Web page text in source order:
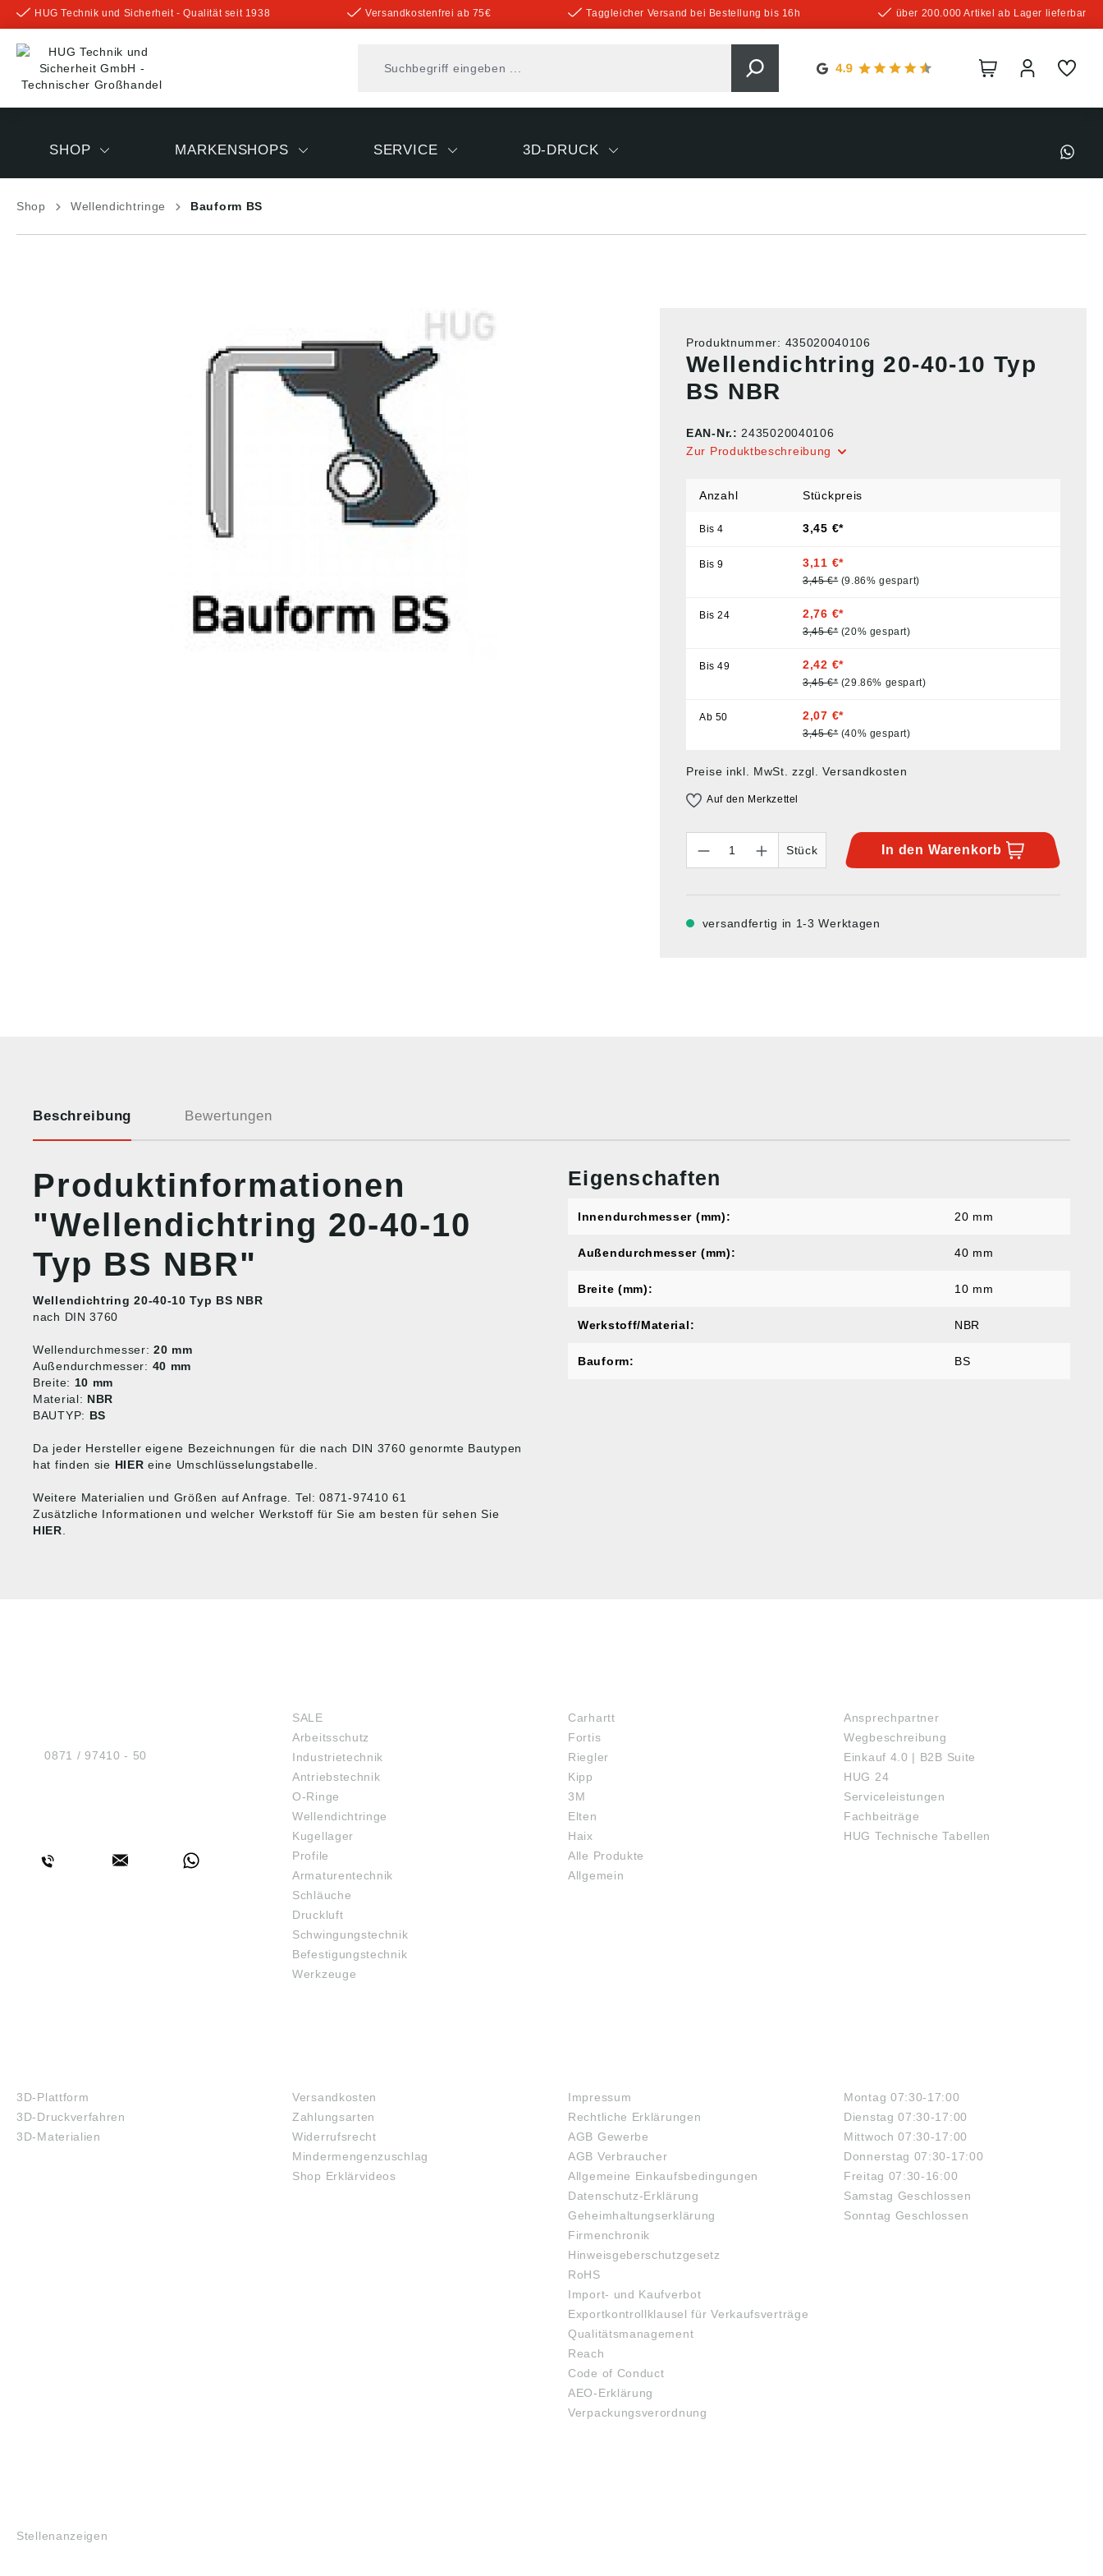
springen
HUG Technik und Sicherheit - Qualität seit 1938 Versandkostenfrei ab 75€ Taggleicher Versand bei Bestellung bis 16h über 200.000 Artikel ab Lager lieferbar
SHOP MARKENSHOPS SERVICE 3D-DRUCK
Shop Wellendichtringe Bauform BS
Produktnummer: 435020040106
Wellendichtring 20-40-10 Typ
BS NBR
EAN-Nr.:2435020040106
Zur Produktbeschreibung
Anzahl Stückpreis
Bis4 3,45 €*
Bis9 3,11 €*
3,45 €* (9.86% gespart)
Bis24 2,76 €*
3,45 €* (20% gespart)
Bis49 2,42 €*
3,45 €* (29.86% gespart)
Ab 50 2,07 €*
3,45 €* (40% gespart)
Preise inkl. MwSt. zzgl. Versandkosten
Auf den Merkzettel
Stück
In den Warenkorb
versandfertig in 1-3 Werktagen
Beschreibung Bewertungen
Produktinformationen
"Wellendichtring 20-40-10
Typ BS NBR"
Wellendichtring 20-40-10 Typ BS NBR
nach DIN 3760
Wellendurchmesser:20 mm
Außendurchmesser: 40 mm
Breite: 10 mm
Material: NBR
BAUTYP: BS
Da jeder Hersteller eigene Bezeichnungen für die nach DIN 3760 genormte Bautypen
hat finden sie HIER eine Umschlüsselungstabelle.
Weitere Materialien und Größen auf Anfrage. Tel: 0871-97410 61
Zusätzliche Informationen und welcher Werkstoff für Sie am besten für sehen Sie
HIER
Eigenschaften
Innendurchmesser (mm): 20 mm
Außendurchmesser (mm): 40 mm
Breite (mm): 10 mm
Werkstoff/Material: NBR
Bauform: BS
Tel.:0871 / 97410 - 50
SALE
Arbeitsschutz
Industrietechnik
Antriebstechnik
O-Ringe
Wellendichtringe
Kugellager
Profile
Armaturentechnik
Schläuche
Druckluft
Schwingungstechnik
Befestigungstechnik
Werkzeuge
Carhartt
Fortis
Riegler
Kipp
3M
Elten
Haix
Alle Produkte
Allgemein
Ansprechpartner
Wegbeschreibung
Einkauf 4.0 | B2B Suite
HUG 24
Serviceleistungen
Fachbeiträge
HUG Technische Tabellen
3D-Plattform
3D-Druckverfahren
3D-Materialien
Versandkosten
Zahlungsarten
Widerrufsrecht
Mindermengenzuschlag
Shop Erklärvideos
Impressum
Rechtliche Erklärungen
AGB Gewerbe
AGB Verbraucher
Allgemeine Einkaufsbedingungen
Datenschutz-Erklärung
Geheimhaltungserklärung
Firmenchronik
Hinweisgeberschutzgesetz
RoHS
Import- und Kaufverbot
Exportkontrollklausel für Verkaufsverträge
Qualitätsmanagement
Reach
Code of Conduct
AEO-Erklärung
Verpackungsverordnung
Montag 07:30-17:00
Dienstag 07:30-17:00
Mittwoch 07:30-17:00
Donnerstag 07:30-17:00
Freitag 07:30-16:00
Samstag Geschlossen
Sonntag Geschlossen
Stellenanzeigen